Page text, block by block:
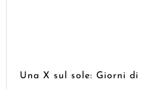
Una X sul sole: Giorni